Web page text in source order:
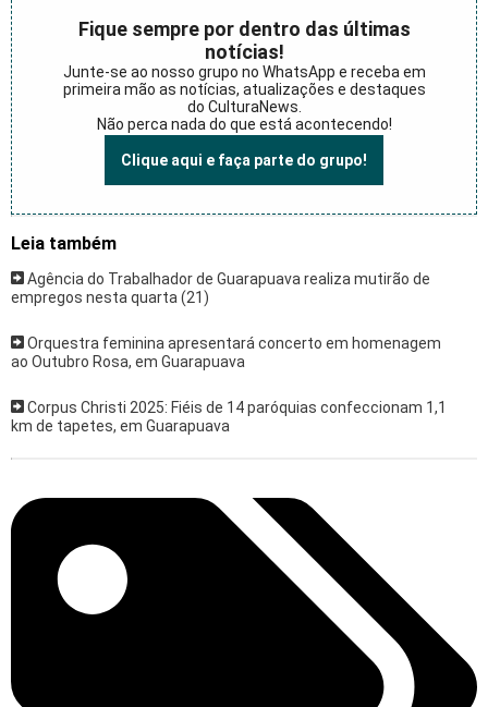
Fique sempre por dentro das últimas
notícias!
Junte-se ao nosso grupo no WhatsApp e receba em
primeira mão as notícias, atualizações e destaques
do CulturaNews.
Não perca nada do que está acontecendo!
Clique aqui e faça parte do grupo!
Leia também
Agência do Trabalhador de Guarapuava realiza mutirão de
empregos nesta quarta (21)
Orquestra feminina apresentará concerto em homenagem
ao Outubro Rosa, em Guarapuava
Corpus Christi 2025: Fiéis de 14 paróquias confeccionam 1,1
km de tapetes, em Guarapuava